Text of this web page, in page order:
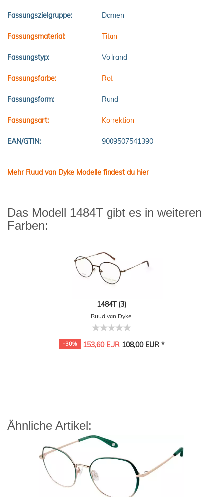
Fassungszielgruppe: Damen
Fassungsmaterial: Titan
Fassungstyp: Vollrand
Fassungsfarbe: Rot
Fassungsform: Rund
Fassungsart: Korrektion
EAN/GTIN: 9009507541390
Mehr Ruud van Dyke Modelle findest du hier
Das Modell 1484T gibt es in weiteren
Farben:
1484T (3)
Ruud van Dyke
-30% 153,60 EUR108,00 EUR *
Ähnliche Artikel: